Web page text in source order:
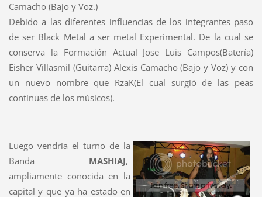
Camacho (Bajo y Voz.)
Debido a las diferentes influencias de los integrantes paso
de ser Black Metal a ser metal Experimental. De la cual se
conserva la Formación Actual Jose Luis Campos(Batería)
Eisher Villasmil (Guitarra) Alexis Camacho (Bajo y Voz) y con
un nuevo nombre que RzaK(El cual surgió de las peas
continuas de los músicos).
Luego vendría el turno de la
Banda MASHIAJ,
ampliamente conocida en la
capital y que ya ha estado en